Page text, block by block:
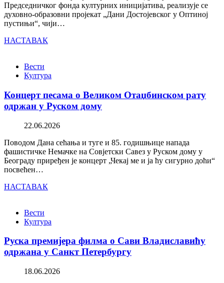
Председничког фонда културних иницијатива, реализује се
духовно-образовни пројекат „Дани Достојевског у Оптиној
пустињи“, чији…
НАСТАВАК
Вести
Култура
Концерт песама о Великом Отаџбинском рату
одржан у Руском дому
22.06.2026
Поводом Дана сећања и туге и 85. годишњице напада
фашистичке Немачке на Совјетски Савез у Руском дому у
Београду приређен је концерт „Чекај ме и ја ћу сигурно доћи“
посвећен…
НАСТАВАК
Вести
Култура
Руска премијера филма о Сави Владиславићу
одржана у Санкт Петербургу
18.06.2026